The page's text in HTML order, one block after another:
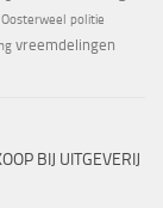
Oosterweel politie
vreemdelingen
BIJ UITGEVERIJ